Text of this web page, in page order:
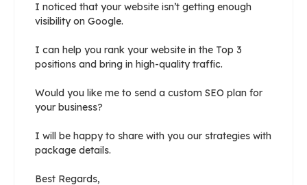
I noticed that your website isn’t getting enough
visibility on Google.
I can help you rank your website in the Top 3
positions and bring in high-quality traffic.
Would you like me to send a custom SEO plan for
your business?
I will be happy to share with you our strategies with
package details.
Best Regards,